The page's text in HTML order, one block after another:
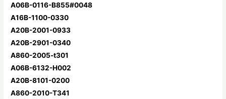
A06B-0116-B855#0048
A16B-1100-0330
A20B-2001-0933
A20B-2901-0340
A860-2005-t301
A06B-6132-H002
A20B-8101-0200
A860-2010-T341